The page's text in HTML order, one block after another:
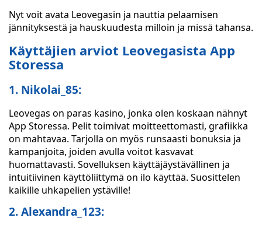
Nyt voit avata Leovegasin ja nauttia pelaamisen
jännityksestä ja hauskuudesta milloin ja missä tahansa.
Käyttäjien arviot Leovegasista App
Storessa
1. Nikolai_85:
Leovegas on paras kasino, jonka olen koskaan nähnyt
App Storessa. Pelit toimivat moitteettomasti, grafiikka
on mahtavaa. Tarjolla on myös runsaasti bonuksia ja
kampanjoita, joiden avulla voitot kasvavat
huomattavasti. Sovelluksen käyttäjäystävällinen ja
intuitiivinen käyttöliittymä on ilo käyttää. Suosittelen
kaikille uhkapelien ystäville!
2. Alexandra_123: